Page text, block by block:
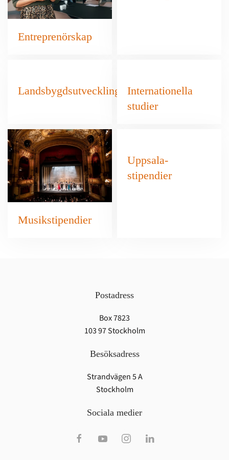
Entreprenörskap
Landsbygdsutveckling
Internationella
studier
Musikstipendier
Uppsala-
stipendier
Besöksadress
Strandvägen 5 A
Stockholm
Postadress
Box 7823
103 97 Stockholm
Sociala medier